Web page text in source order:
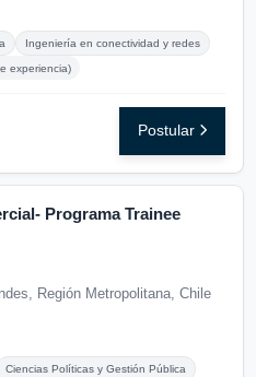
Ingeniería en conectividad y redes
experiencia)
Postular
Programa Trainee
Región Metropolitana, Chile
Ciencias Políticas y Gestión Pública